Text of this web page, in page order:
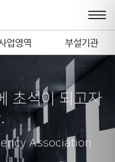
업영역 부설기관
초석이 되고자
Association